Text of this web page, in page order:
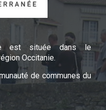
est située dans le
Occitanie.
de communes du